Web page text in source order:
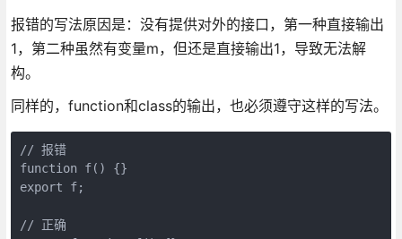
报错的写法原因是：没有提供对外的接口，第一种直接输出
1，第二种虽然有变量m，但还是直接输出1，导致无法解
构。
同样的，function和class的输出，也必须遵守这样的写法。
// 报错
function f() {}
export f;
// 正确